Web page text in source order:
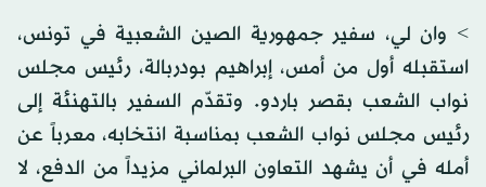
> وان لي، سفير جمهورية الصين الشعبية في تونس،
استقبله أول من أمس، إبراهيم بودربالة، رئيس مجلس
نواب الشعب بقصر باردو. وتقدّم السفير بالتهنئة إلى
رئيس مجلس نواب الشعب بمناسبة انتخابه، معرباً عن
أمله في أن يشهد التعاون البرلماني مزيداً من الدفع، لا